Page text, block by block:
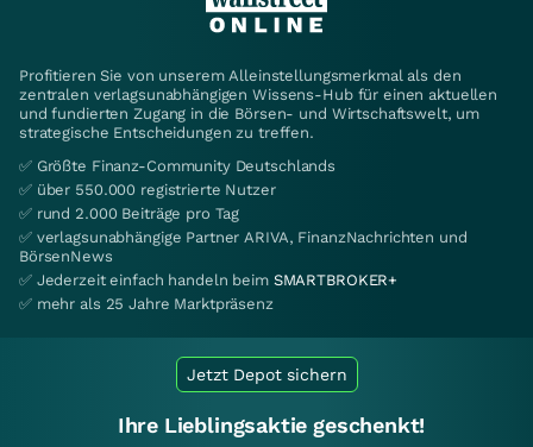
Profitieren Sie von unserem Alleinstellungsmerkmal als den
zentralen verlagsunabhängigen Wissens-Hub für einen aktuellen
und fundierten Zugang in die Börsen- und Wirtschaftswelt, um
strategische Entscheidungen zu treffen.
✅ Größte Finanz-Community Deutschlands
✅ über 550.000 registrierte Nutzer
✅ rund 2.000 Beiträge pro Tag
✅ verlagsunabhängige Partner ARIVA, FinanzNachrichten und
BörsenNews
✅ Jederzeit einfach handeln beim SMARTBROKER+
✅ mehr als 25 Jahre Marktpräsenz
Jetzt Depot sichern
Ihre Lieblingsaktie geschenkt!